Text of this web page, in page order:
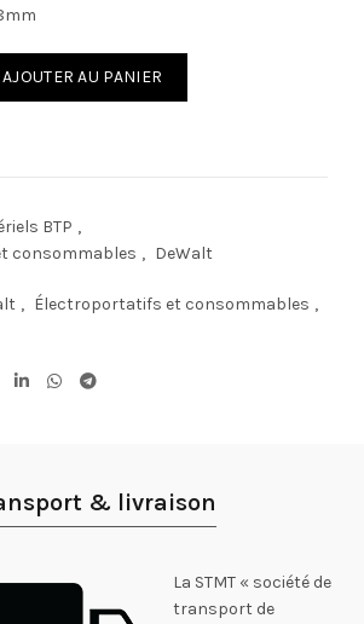
AJOUTER AU PANIER
BTP ,
consommables , DeWalt
, Électroportatifs et consommables ,
& livraison
La STMT « société de
transport de